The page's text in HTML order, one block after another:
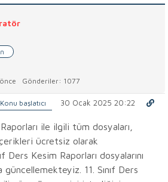
Gönderiler: 1077
Konu başlatıcı 30 Ocak 2025 20:22
ile ilgili tüm dosyaları,
ücretsiz olarak
Ders Kesim Raporları dosyalarını
güncellemekteyiz. 11. Sınıf Ders